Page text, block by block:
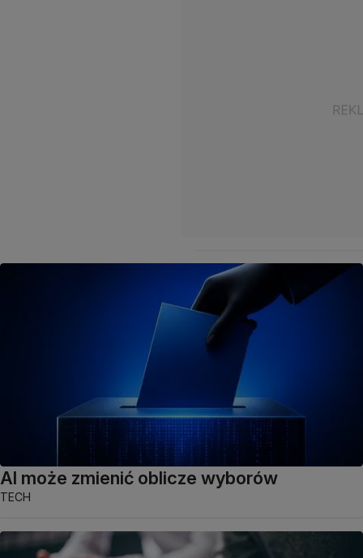
AI może zmienić oblicze wyborów
TECH